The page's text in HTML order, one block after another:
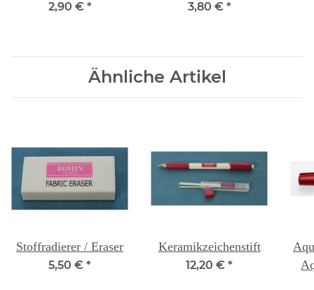
Point
2,90 € * 3,80 € *
Ähnliche Artikel
Stoffradierer / Eraser
5,50 € *
Keramikzeichenstift
12,20 € *